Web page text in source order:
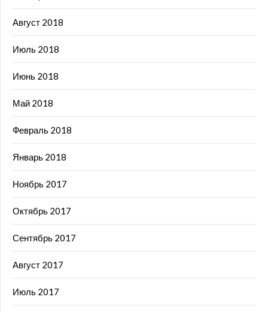
Август 2018
Июль 2018
Июнь 2018
Май 2018
Февраль 2018
Январь 2018
Ноябрь 2017
Октябрь 2017
Сентябрь 2017
Август 2017
Июль 2017